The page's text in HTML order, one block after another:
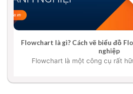
Flowchart là gì? Cách vẽ biểu đồ
nghiệp
Flowchart là một công cụ rất